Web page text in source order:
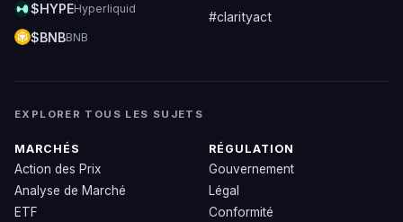
$HYPEHyperliquid
$BNBBNB
#clarityact
EXPLORER TOUS LES SUJETS
MARCHÉS
Action des Prix
Analyse de Marché
ETF
RÉGULATION
Gouvernement
Légal
Conformité